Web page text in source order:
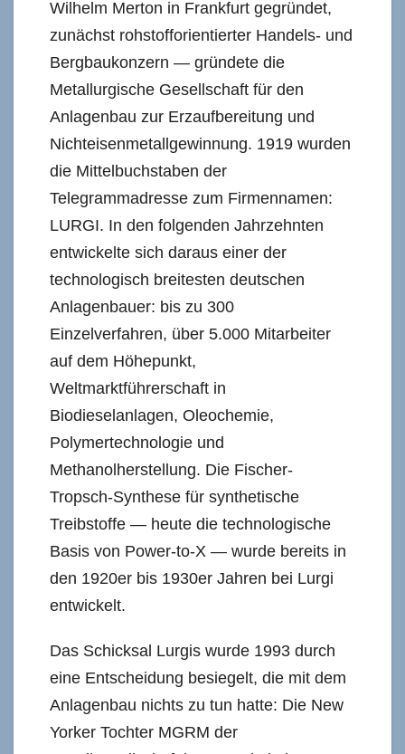
Wilhelm Merton in Frankfurt gegründet,
zunächst rohstofforientierter Handels- und
Bergbaukonzern — gründete die
Metallurgische Gesellschaft für den
Anlagenbau zur Erzaufbereitung und
Nichteisenmetallgewinnung. 1919 wurden
die Mittelbuchstaben der
Telegrammadresse zum Firmennamen:
LURGI. In den folgenden Jahrzehnten
entwickelte sich daraus einer der
technologisch breitesten deutschen
Anlagenbauer: bis zu 300
Einzelverfahren, über 5.000 Mitarbeiter
auf dem Höhepunkt,
Weltmarktführerschaft in
Biodieselanlagen, Oleochemie,
Polymertechnologie und
Methanolherstellung. Die Fischer-
Tropsch-Synthese für synthetische
Treibstoffe — heute die technologische
Basis von Power-to-X — wurde bereits in
den 1920er bis 1930er Jahren bei Lurgi
entwickelt.
Das Schicksal Lurgis wurde 1993 durch
eine Entscheidung besiegelt, die mit dem
Anlagenbau nichts zu tun hatte: Die New
Yorker Tochter MGRM der